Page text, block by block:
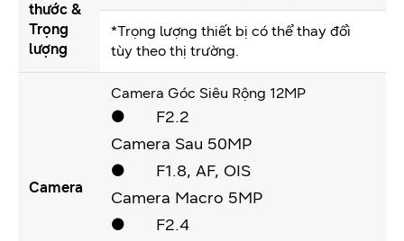
thước &
Trọng
lượng
*Trọng lượng thiết bị có thể thay đổi
tùy theo thị trường.
Camera
Camera Góc Siêu Rộng 12MP
● F2.2
Camera Sau 50MP
● F1.8, AF, OIS
Camera Macro 5MP
● F2.4